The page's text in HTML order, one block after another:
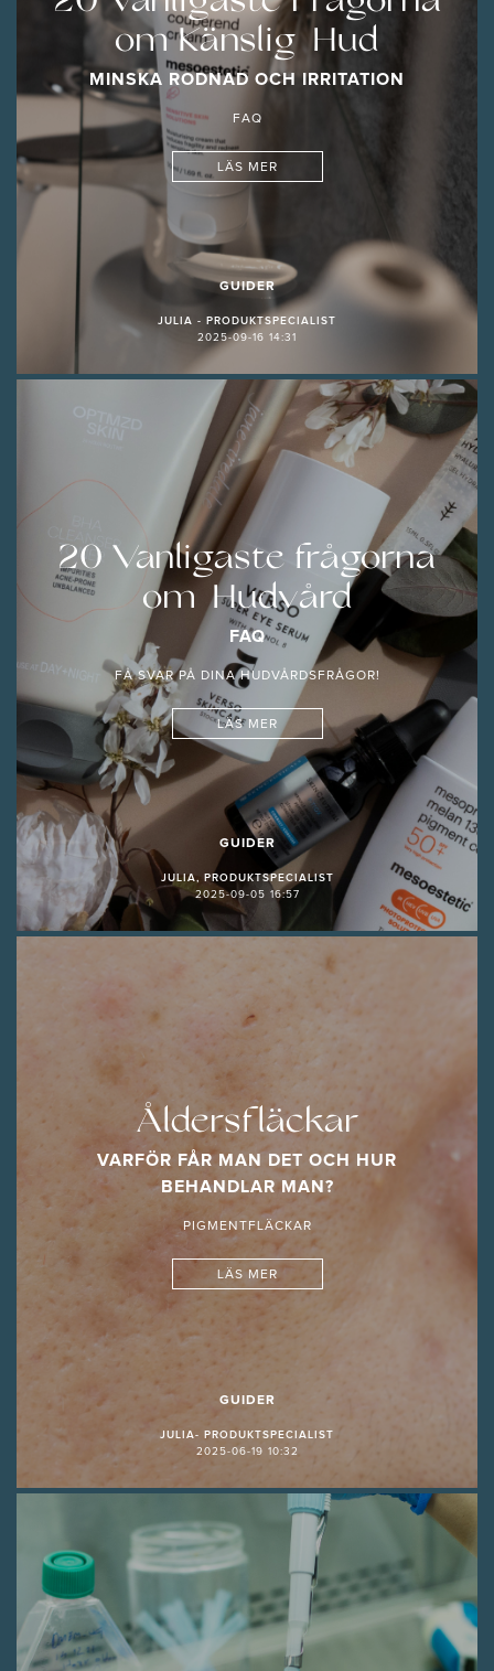
om Känslig Hud
MINSKA RODNAD OCH IRRITATION
FAQ
LÄS MER
GUIDER
JULIA - PRODUKTSPECIALIST
2025-09-16 14:31
20 Vanligaste frågorna
om Hudvård
FAQ
FÅ SVAR PÅ DINA HUDVÅRDSFRÅGOR!
LÄS MER
GUIDER
JULIA, PRODUKTSPECIALIST
2025-09-05 16:57
Åldersfläckar
VARFÖR FÅR MAN DET OCH HUR
BEHANDLAR MAN?
PIGMENTFLÄCKAR
LÄS MER
GUIDER
JULIA- PRODUKTSPECIALIST
2025-06-19 10:32